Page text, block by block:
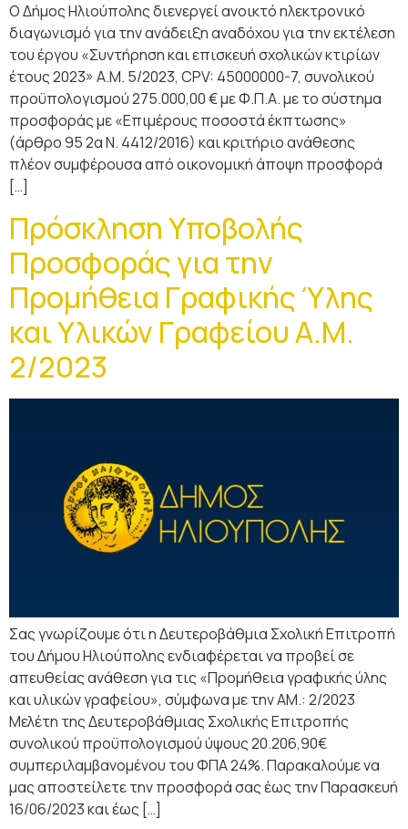
Ο Δήμος Ηλιούπολης διενεργεί ανοικτό ηλεκτρονικό
διαγωνισμό για την ανάδειξη αναδόχου για την εκτέλεση
του έργου «Συντήρηση και επισκευή σχολικών κτιρίων
έτους 2023» Α.Μ. 5/2023, CPV: 45000000-7, συνολικού
προϋπολογισμού 275.000,00 € με Φ.Π.Α. με το σύστημα
προσφοράς με «Επιμέρους ποσοστά έκπτωσης»
(άρθρο 95 2α Ν. 4412/2016) και κριτήριο ανάθεσης
πλέον συμφέρουσα από οικονομική άποψη προσφορά
[…]
Πρόσκληση Υποβολής
Προσφοράς για την
Προμήθεια Γραφικής Ύλης
και Υλικών Γραφείου Α.Μ.
2/2023
Σας γνωρίζουμε ότι η Δευτεροβάθμια Σχολική Επιτροπή
του Δήμου Ηλιούπολης ενδιαφέρεται να προβεί σε
απευθείας ανάθεση για τις «Προμήθεια γραφικής ύλης
και υλικών γραφείου», σύμφωνα με την ΑΜ.: 2/2023
Μελέτη της Δευτεροβάθμιας Σχολικής Επιτροπής
συνολικού προϋπολογισμού ύψους 20.206,90€
συμπεριλαμβανομένου του ΦΠΑ 24%. Παρακαλούμε να
μας αποστείλετε την προσφορά σας έως την Παρασκευή
16/06/2023 και έως […]